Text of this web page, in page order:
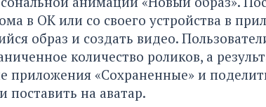
в ОК или со своего устройства в
образ и создать видео.
количество роликов, а
приложения «Сохраненные» и
поставить на аватар.